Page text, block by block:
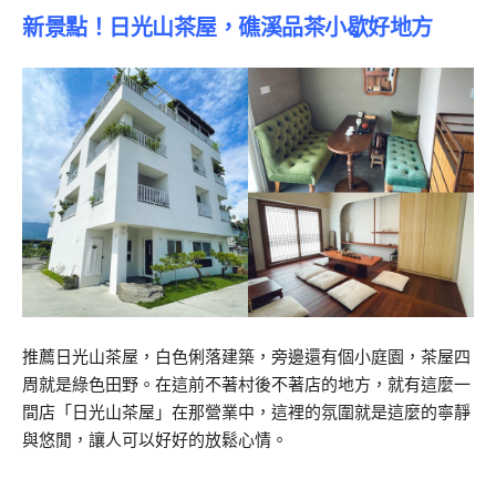
新景點！日光山茶屋，礁溪品茶小歇好地方
推薦日光山茶屋，白色俐落建築，旁邊還有個小庭園，茶屋四
周就是綠色田野。在這前不著村後不著店的地方，就有這麼一
間店「日光山茶屋」在那營業中，這裡的氛圍就是這麼的寧靜
與悠閒，讓人可以好好的放鬆心情。